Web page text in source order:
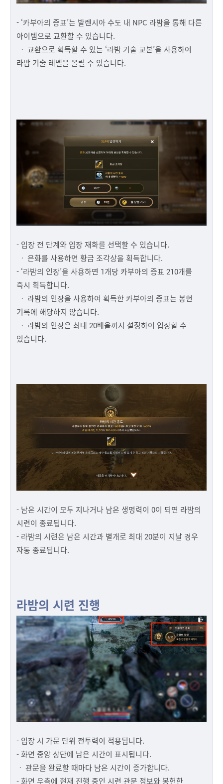
- ‘카부아의 증표’는 발렌시아 수도 내 NPC 라밤을 통해 다른
아이템으로 교환할 수 있습니다.
ㆍ 교환으로 획득할 수 있는 ‘라밤 기술 교본’을 사용하여
라밤 기술 레벨을 올릴 수 있습니다.
- 입장 전 단계와 입장 재화를 선택할 수 있습니다.
ㆍ 은화를 사용하면 황금 조각상을 획득합니다.
- ‘라밤의 인장’을 사용하면 1개당 카부아의 증표 210개를
즉시 획득합니다.
ㆍ 라밤의 인장을 사용하여 획득한 카부아의 증표는 봉헌
기록에 해당하지 않습니다.
ㆍ 라밤의 인장은 최대 20배율까지 설정하여 입장할 수
있습니다.
- 남은 시간이 모두 지나거나 남은 생명력이 0이 되면 라밤의
시련이 종료됩니다.
- 라밤의 시련은 남은 시간과 별개로 최대 20분이 지날 경우
자동 종료됩니다.
라밤의 시련 진행
- 입장 시 가문 단위 전투력이 적용됩니다.
- 화면 중앙 상단에 남은 시간이 표시됩니다.
ㆍ 관문을 완료할 때마다 남은 시간이 증가합니다.
- 화면 우측에 현재 진행 중인 시련 관문 정보와 봉헌한